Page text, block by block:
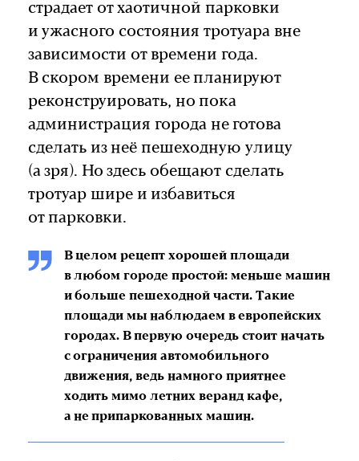
страдает от хаотичной парковки
и ужасного состояния тротуара вне
зависимости от времени года.
В скором времени ее планируют
реконструировать, но пока
администрация города не готова
сделать из неё пешеходную улицу
(а зря). Но здесь обещают сделать
тротуар шире и избавиться
от парковки.
В целом рецепт хорошей площади
в любом городе простой: меньше машин
и больше пешеходной части. Такие
площади мы наблюдаем в европейских
городах. В первую очередь стоит начать
с ограничения автомобильного
движения, ведь намного приятнее
ходить мимо летних веранд кафе,
а не припаркованных машин.